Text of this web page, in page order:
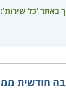
באתר 'כל שירות':
חודשית